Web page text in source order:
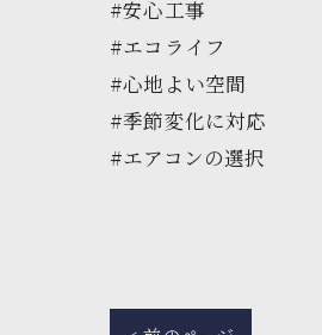
#安心工事
#エコライフ
#心地よい空間
#季節変化に対応
#エアコンの選択